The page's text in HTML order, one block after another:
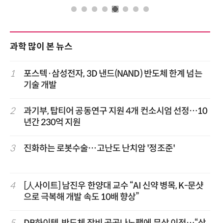
과학 많이 본 뉴스
1
포스텍·삼성전자, 3D 낸드(NAND) 반도체 한계 넘는
기술 개발
2
과기부, 탑티어 공동연구 지원 4개 컨소시엄 선정…10
년간 230억 지원
3 진화하는 로봇수술…고난도 난치암 '정조준'
4
[人사이트] 남진우 한양대 교수 “AI 신약 병목, K-문샷
으로 극복해 개발 속도 10배 향상”